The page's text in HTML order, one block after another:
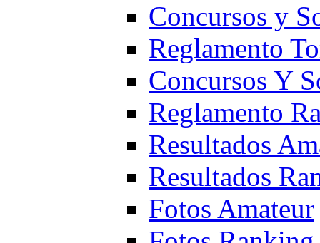
Concursos y
Reglamento
Concursos Y
Reglamento
Resultados
Resultados
Fotos Amateur